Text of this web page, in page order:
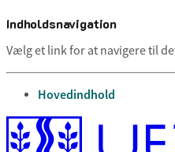
Indholdsnavigation
Vælg et link for at navigere til
gå til
Hovedindhold